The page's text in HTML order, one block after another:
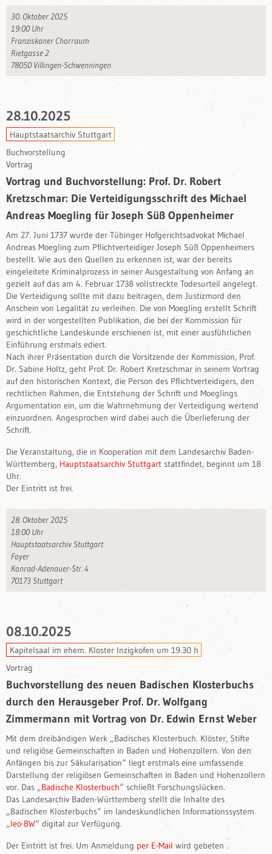
30. Oktober 2025
19:00 Uhr
Franzis­kaner Chorraum
Rietgasse 2
78050 Villingen-Schwenningen
28.10.2025
Hauptstaatsarchiv Stuttgart
Buchvorstellung
Vortrag
Vortrag und Buchvorstellung: Prof. Dr. Robert
Kretzschmar: Die Verteidigungsschrift des Michael
Andreas Moegling für Joseph Süß Oppenheimer
Am 27. Juni 1737 wurde der Tübinger Hofgerichtsadvokat Michael
Andreas Moegling zum Pflichtverteidiger Joseph Süß Oppenheimers
bestellt. Wie aus den Quellen zu erkennen ist, war der bereits
eingeleitete Kriminalprozess in seiner Ausgestaltung von Anfang an
gezielt auf das am 4. Februar 1738 vollstreckte Todesurteil angelegt.
Die Verteidigung sollte mit dazu beitragen, dem Justizmord den
Anschein von Legalität zu verleihen. Die von Moegling erstellt Schrift
wird in der vorgestellten Publikation, die bei der Kommission für
geschichtliche Landeskunde erschienen ist, mit einer ausführlichen
Einführung erstmals ediert.
Nach ihrer Präsentation durch die Vorsitzende der Kommission, Prof.
Dr. Sabine Holtz, geht Prof. Dr. Robert Kretzschmar in seinem Vortrag
auf den historischen Kontext, die Person des Pflichtverteidigers, den
rechtlichen Rahmen, die Entstehung der Schrift und Moeglings
Argumentation ein, um die Wahrnehmung der Verteidigung wertend
einzuordnen. Angesprochen wird dabei auch die Überlieferung der
Schrift.
Die Veranstaltung, die in Kooperation mit dem Landesarchiv Baden-
Württemberg, Hauptstaatsarchiv Stuttgart stattfindet, beginnt um 18
Uhr.
Der Eintritt ist frei.
28. Oktober 2025
18:00 Uhr
Hauptstaatsarchiv Stuttgart
Foyer
Konrad-Adenauer-Str. 4
70173 Stuttgart
08.10.2025
Kapitelsaal im ehem. Kloster Inzigkofen um 19.30 h
Vortrag
Buchvorstellung des neuen Badischen Klosterbuchs
durch den Herausgeber Prof. Dr. Wolfgang
Zimmermann mit Vortrag von Dr. Edwin Ernst Weber
Mit dem dreibändigen Werk „Badisches Klosterbuch. Klöster, Stifte
und religiöse Gemeinschaften in Baden und Hohenzollern. Von den
Anfängen bis zur Säkularisation“ liegt erstmals eine umfassende
Darstellung der religiösen Gemeinschaften in Baden und Hohenzollern
vor. Das „Badische Klosterbuch“ schließt Forschungslücken.
Das Landesarchiv Baden-Württemberg stellt die Inhalte des
„Badischen Klosterbuchs“ im landeskundlichen Informationssystem
„leo-BW“ digital zur Verfügung.
Der Eintritt ist frei. Um Anmeldung per E-Mail wird gebeten .